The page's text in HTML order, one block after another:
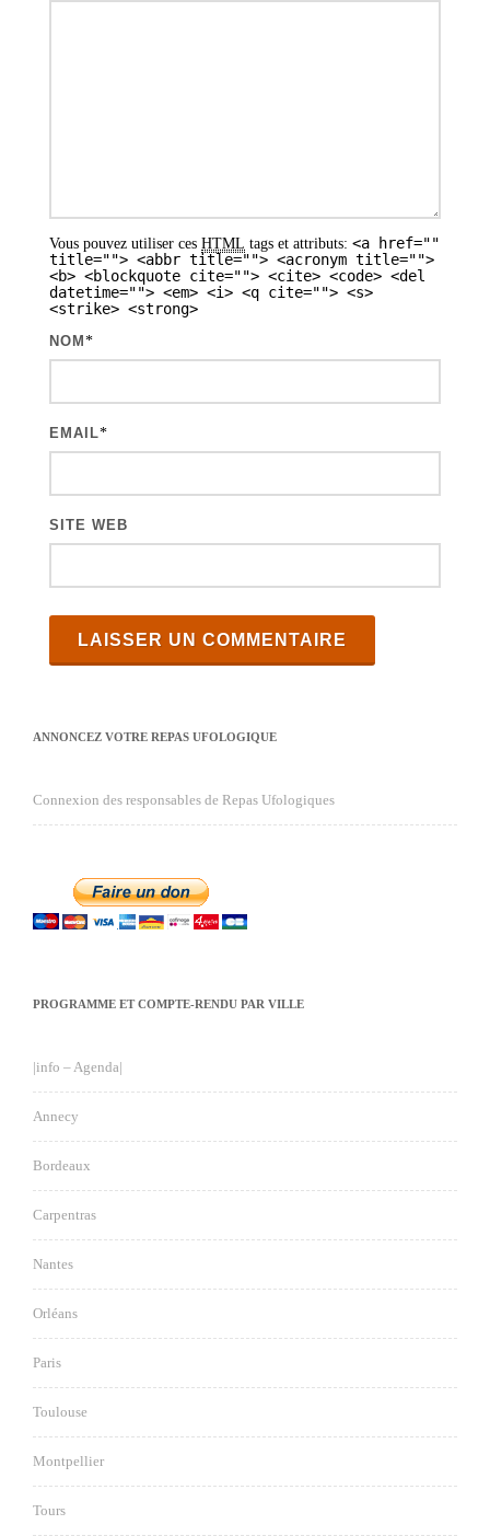
Vous pouvez utiliser ces HTML tags et attributs: <a href=""
title=""> <abbr title=""> <acronym title="">
<b> <blockquote cite=""> <cite> <code> <del
datetime=""> <em> <i> <q cite=""> <s>
<strike> <strong>
NOM *
EMAIL*
SITE WEB
ANNONCEZ VOTRE REPAS UFOLOGIQUE
Connexion des responsables de Repas Ufologiques
PROGRAMME ET COMPTE-RENDU PAR VILLE
|info – Agenda|
Annecy
Bordeaux
Carpentras
Nantes
Orléans
Paris
Toulouse
Montpellier
Tours